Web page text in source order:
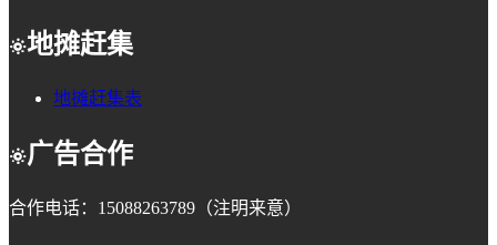
地摊赶集
地摊赶集表
广告合作
合作电话：15088263789（注明来意）